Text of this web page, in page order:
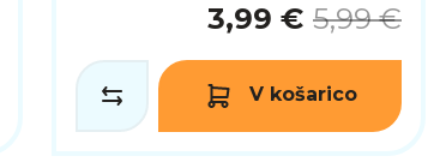
3,99 € 5,99 €
V košarico